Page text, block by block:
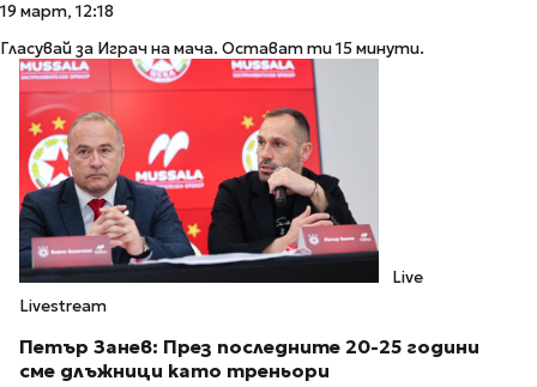
19 март, 12:18
Гласувай за Играч на мача. Остават ти 15 минути.
Live
Livestream
Петър Занев: През последните 20-25 години
сме длъжници като треньори